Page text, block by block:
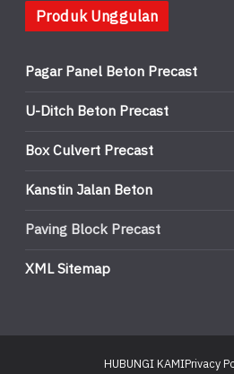
Produk Unggulan
Pagar Panel Beton Precast
U-Ditch Beton Precast
Box Culvert Precast
Kanstin Jalan Beton
Paving Block Precast
XML Sitemap
HUBUNGI KAMIPrivacy